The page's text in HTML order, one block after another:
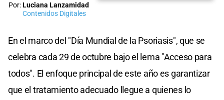
Por:Luciana Lanzamidad
Contenidos Digitales
En el marco del "Día Mundial de la Psoriasis", que se
celebra cada 29 de octubre bajo el lema "Acceso para
todos". El enfoque principal de este año es garantizar
que el tratamiento adecuado llegue a quienes lo